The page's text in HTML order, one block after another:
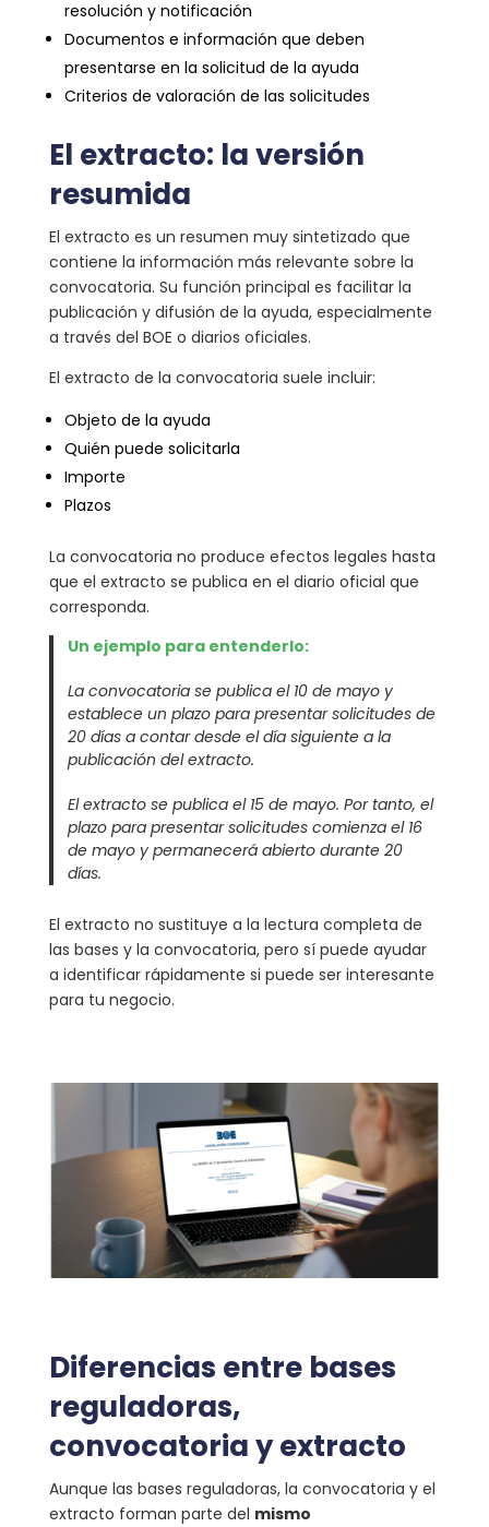
resolución y notificación
Documentos e información que deben
presentarse en la solicitud de la ayuda
Criterios de valoración de las solicitudes
El extracto: la versión
resumida
El extracto es un resumen muy sintetizado que
contiene la información más relevante sobre la
convocatoria. Su función principal es facilitar la
publicación y difusión de la ayuda, especialmente
a través del BOE o diarios oficiales.
El extracto de la convocatoria suele incluir:
Objeto de la ayuda
Quién puede solicitarla
Importe
Plazos
La convocatoria no produce efectos legales hasta
que el extracto se publica en el diario oficial que
corresponda.
Un ejemplo para entenderlo:
La convocatoria se publica el 10 de mayo y
establece un plazo para presentar solicitudes de
20 días a contar desde el día siguiente a la
publicación del extracto.
El extracto se publica el 15 de mayo. Por tanto, el
plazo para presentar solicitudes comienza el 16
de mayo y permanecerá abierto durante 20
días.
El extracto no sustituye a la lectura completa de
las bases y la convocatoria, pero sí puede ayudar
a identificar rápidamente si puede ser interesante
para tu negocio.
Diferencias entre bases
reguladoras,
convocatoria y extracto
Aunque las bases reguladoras, la convocatoria y el
extracto forman parte del mismo